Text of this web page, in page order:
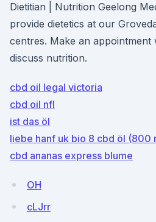
Dietitian | Nutrition Geelong
provide dietetics at our
centres. Make an appointment
discuss nutrition.
cbd oil legal victoria
cbd oil nfl
ist das öl
liebe hanf uk bio 8 cbd öl (800
cbd ananas express blume
OH
cLJrr